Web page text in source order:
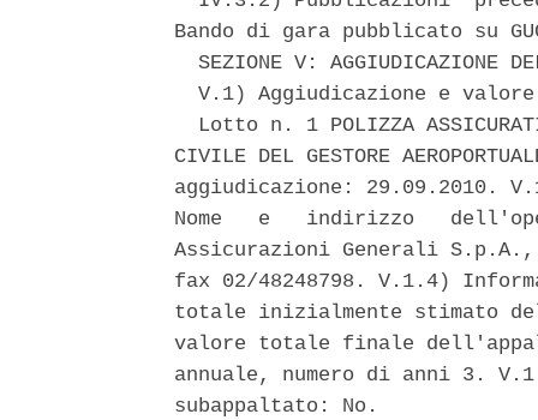
Bando di gara pubblicato su
SEZIONE V: AGGIUDICAZIONE
V.1) Aggiudicazione e
Lotto n. 1 POLIZZA
CIVILE DEL GESTORE
aggiudicazione: 29.09.2010.
Nome   e   indirizzo
Assicurazioni Generali
fax 02/48248798. V.1.4)
totale inizialmente stimato
valore totale finale
annuale, numero di anni 3.
subappaltato: No.